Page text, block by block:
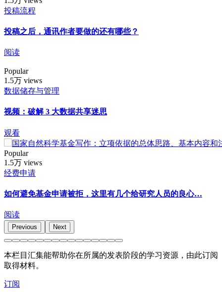
投稿流程
投稿之后，通讯作者要做的还有哪些？
阅读
Popular
1.5万 views
数据储存与管理
视频：破解 3 大数据共享迷思
观看
Popular
1.5万 views
经费申请
如何避免基金申请被拒，这里有几个给研究人员的良心…
阅读
Previous Next
本栏目汇集能帮助你在所属的发表阶段的学习资源，由此订阅
取得材料。
订阅